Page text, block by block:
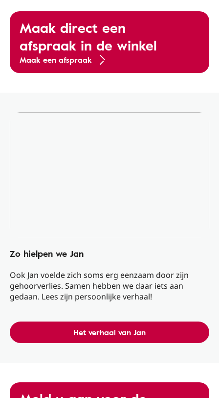
Maak direct een
afspraak in de winkel
Maak een afspraak
Zo hielpen we Jan
Ook Jan voelde zich soms erg eenzaam door zijn
gehoorverlies. Samen hebben we daar iets aan
gedaan. Lees zijn persoonlijke verhaal!
Het verhaal van Jan